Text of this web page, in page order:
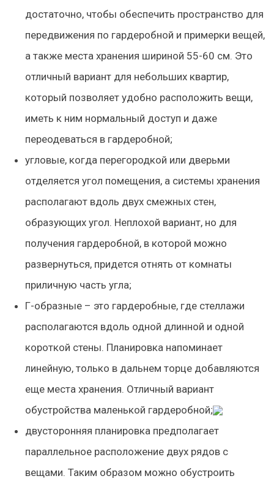
достаточно, чтобы обеспечить пространство для
передвижения по гардеробной и примерки вещей,
а также места хранения шириной 55-60 см. Это
отличный вариант для небольших квартир,
который позволяет удобно расположить вещи,
иметь к ним нормальный доступ и даже
переодеваться в гардеробной;
угловые, когда перегородкой или дверьми
отделяется угол помещения, а системы хранения
располагают вдоль двух смежных стен,
образующих угол. Неплохой вариант, но для
получения гардеробной, в которой можно
развернуться, придется отнять от комнаты
приличную часть угла;
Г-образные– это гардеробные, где стеллажи
располагаются вдоль одной длинной и одной
короткой стены. Планировка напоминает
линейную, только в дальнем торце добавляются
еще места хранения. Отличный вариант
обустройства маленькой гардеробной;
двусторонняя планировка предполагает
параллельное расположение двух рядов с
вещами. Таким образом можно обустроить